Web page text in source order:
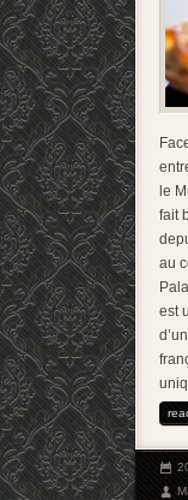
le
fait
au
est